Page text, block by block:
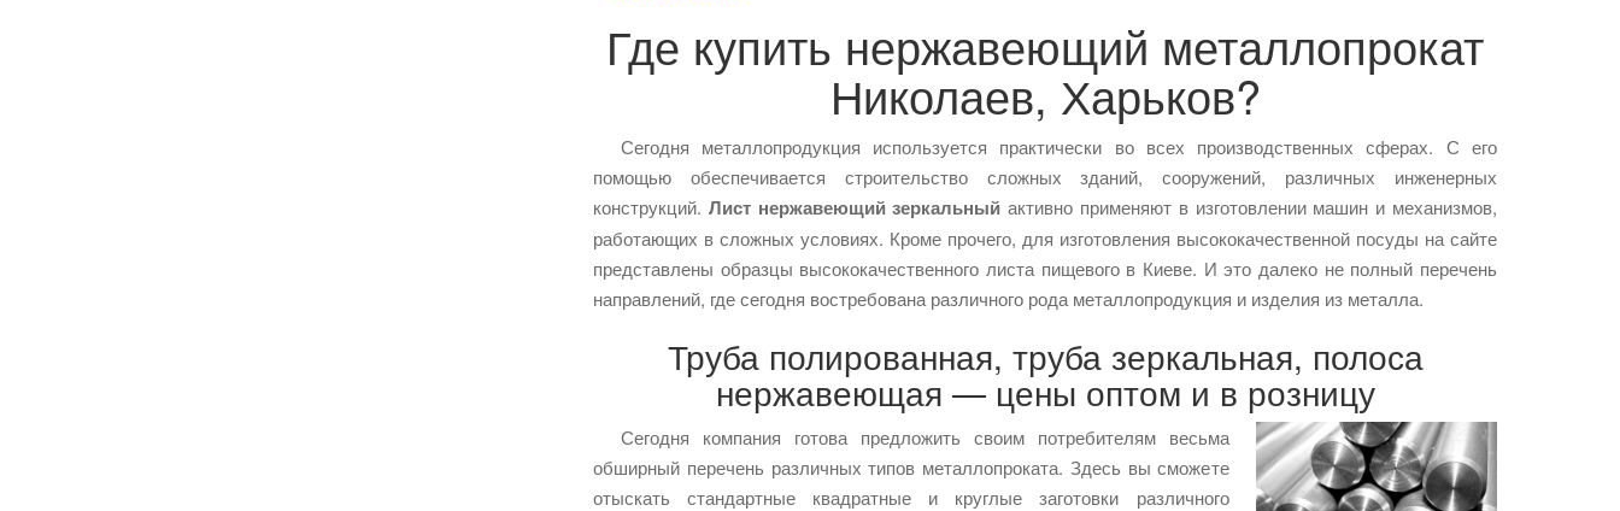
Где купить нержавеющий металлопрокат
Николаев, Харьков?
Сегодня металлопродукция используется практически во всех производственных сферах. С его
помощью обеспечивается строительство сложных зданий, сооружений, различных инженерных
конструкций. Лист нержавеющий зеркальный активно применяют в изготовлении машин и механизмов,
работающих в сложных условиях. Кроме прочего, для изготовления высококачественной посуды на сайте
представлены образцы высококачественного листа пищевого в Киеве. И это далеко не полный перечень
направлений, где сегодня востребована различного рода металлопродукция и изделия из металла.
Труба полированная, труба зеркальная, полоса
нержавеющая — цены оптом и в розницу
Сегодня компания готова предложить своим потребителям весьма
обширный перечень различных типов металлопроката. Здесь вы сможете
отыскать стандартные квадратные и круглые заготовки различного